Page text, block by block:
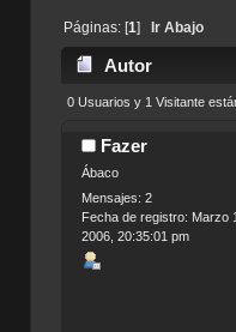
Páginas: [1] Ir Abajo
Autor
0 Usuarios y 1 Visitante
Fazer
Ábaco
Mensajes: 2
Fecha de registro: Marzo
2006, 20:35:01 pm